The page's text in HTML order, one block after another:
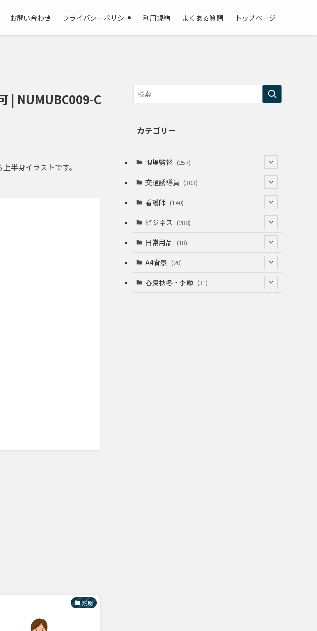
お問い合わせ プライバシーポリシー 利用規約 よくある質問 トップページ
| NUMUBC009-C
半身イラストです。
説明
カテゴリー
現場監督 (257)
(52)
(74)
(68)
交通誘導員 (303)
(64)
(53)
(55)
看護師 (140)
(53)
(36)
(22)
ビジネス (288)
(120)
(12)
(49)
(8)
日常用品 (18)
(13)
A4背景 (20)
(5)
春夏秋冬・季節 (31)